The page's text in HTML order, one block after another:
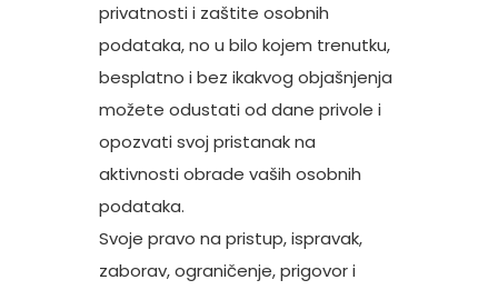
privatnosti i zaštite osobnih
podataka, no u bilo kojem trenutku,
besplatno i bez ikakvog objašnjenja
možete odustati od dane privole i
opozvati svoj pristanak na
aktivnosti obrade vaših osobnih
podataka.
Svoje pravo na pristup, ispravak,
zaborav, ograničenje, prigovor i